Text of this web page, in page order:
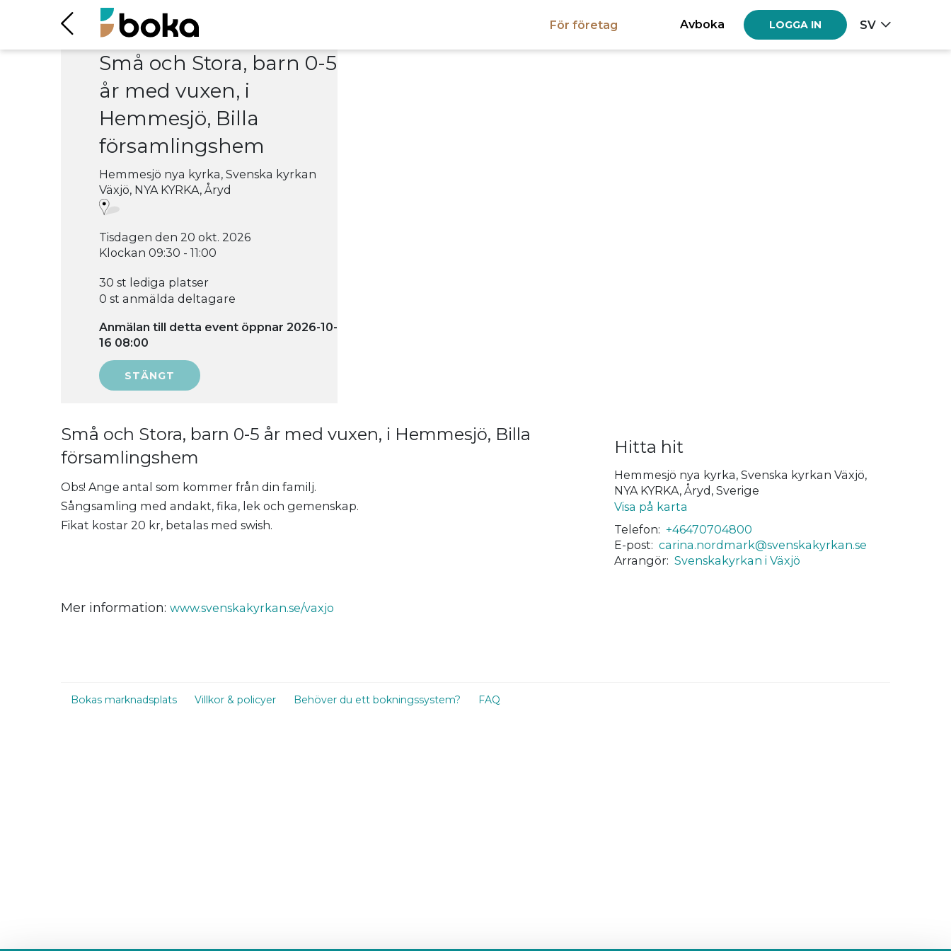
För företag Avboka LOGGA IN SV
Små och Stora, barn 0-5
år med vuxen, i
Hemmesjö, Billa
församlingshem
Hemmesjö nya kyrka, Svenska kyrkan
Växjö, NYA KYRKA, Åryd
Tisdagen den 20 okt. 2026
Klockan 09:30 - 11:00
30 st lediga platser
0 st anmälda deltagare
Anmälan till detta event öppnar 2026-10-
16 08:00
Små och Stora, barn 0-5 år med vuxen, i Hemmesjö, Billa
församlingshem
Obs! Ange antal som kommer från din familj.
Sångsamling med andakt, fika, lek och gemenskap.
Fikat kostar 20 kr, betalas med swish.
Mer information: www.svenskakyrkan.se/vaxjo
Hitta hit
Hemmesjö nya kyrka, Svenska kyrkan Växjö,
NYA KYRKA, Åryd, Sverige
Visa på karta
Telefon: +46470704800
E-post: carina.nordmark@svenskakyrkan.se
Arrangör: Svenskakyrkan i Växjö
Bokas marknadsplats Villkor & policyer Behöver du ett bokningssystem? FAQ